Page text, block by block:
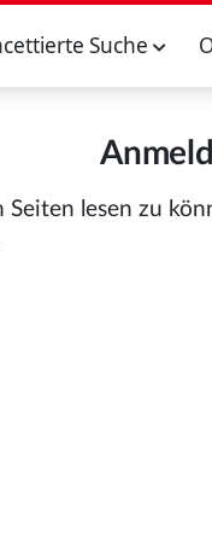
Suche
Seiten lesen zu